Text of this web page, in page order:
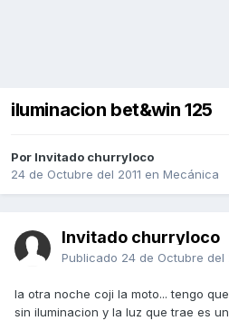
iluminacion bet&win 125
Por Invitado churryloco
24 de Octubre del 2011 en Mecánica
Invitado churryloco
Publicado 24 de Octubre del
la otra noche coji la moto... tengo
sin iluminacion y la luz que trae es